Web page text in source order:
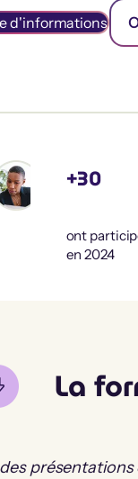
d'informations
+30
ont
en 2024
La